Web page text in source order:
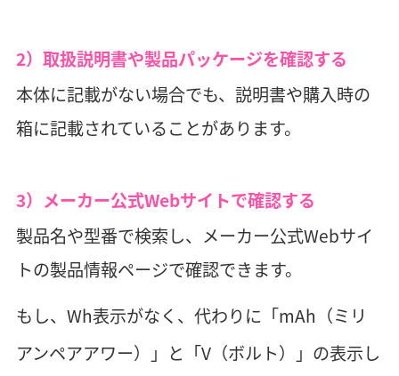
2）取扱説明書や製品パッケージを確認する
本体に記載がない場合でも、説明書や購入時の
箱に記載されていることがあります。
3）メーカー公式Webサイトで確認する
製品名や型番で検索し、メーカー公式Webサイ
トの製品情報ページで確認できます。
もし、Wh表示がなく、代わりに「mAh（ミリ
アンペアアワー）」と「V（ボルト）」の表示し